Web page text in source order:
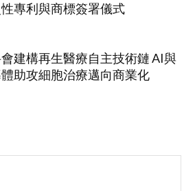
專利與商標簽署儀式
建構再生醫療自主技術鏈 AI與
助攻細胞治療邁向商業化